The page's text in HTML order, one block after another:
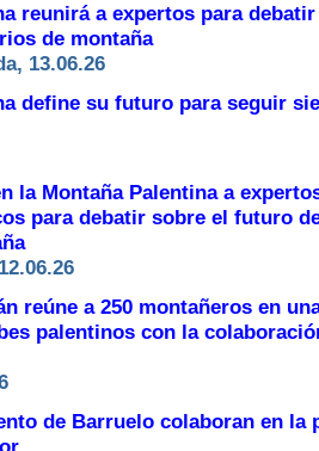
reunirá a expertos para
de montaña
13.06.26
define su futuro para seguir
la Montaña Palentina a
para debatir sobre el futuro
reúne a 250 montañeros en
palentinos con la
de Barruelo colaboran en la